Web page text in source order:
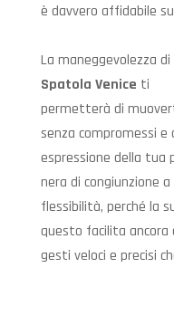
è davvero affidabile
La maneggevolezza di
Spatola Venice ti
permetterà di
senza compromessi e
espressione della tua
nera di congiunzione
flessibilità, perché la
questo facilita ancora
gesti veloci e precisi